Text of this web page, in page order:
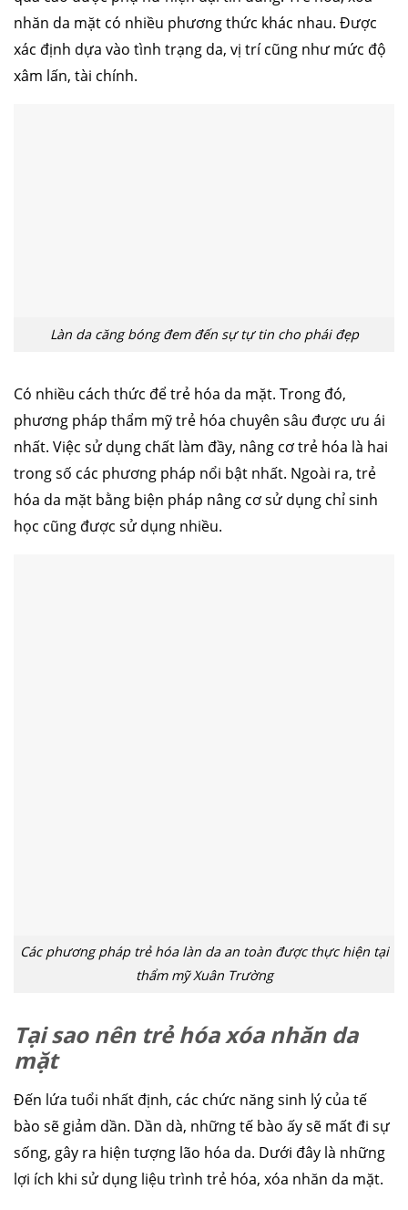
nhăn da mặt có nhiều phương thức khác nhau. Được
xác định dựa vào tình trạng da, vị trí cũng như mức độ
xâm lấn, tài chính.
Làn da căng bóng đem đến sự tự tin cho phái đẹp
Có nhiều cách thức để trẻ hóa da mặt. Trong đó,
phương pháp thẩm mỹ trẻ hóa chuyên sâu được ưu ái
nhất. Việc sử dụng chất làm đầy, nâng cơ trẻ hóa là hai
trong số các phương pháp nổi bật nhất. Ngoài ra, trẻ
hóa da mặt bằng biện pháp nâng cơ sử dụng chỉ sinh
học cũng được sử dụng nhiều.
Các phương pháp trẻ hóa làn da an toàn được thực hiện tại
thẩm mỹ Xuân Trường
Tại sao nên trẻ hóa xóa nhăn da
mặt
Đến lứa tuổi nhất định, các chức năng sinh lý của tế
bào sẽ giảm dần. Dần dà, những tế bào ấy sẽ mất đi sự
sống, gây ra hiện tượng lão hóa da. Dưới đây là những
lợi ích khi sử dụng liệu trình trẻ hóa, xóa nhăn da mặt.